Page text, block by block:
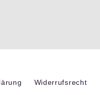
Widerrufsrecht